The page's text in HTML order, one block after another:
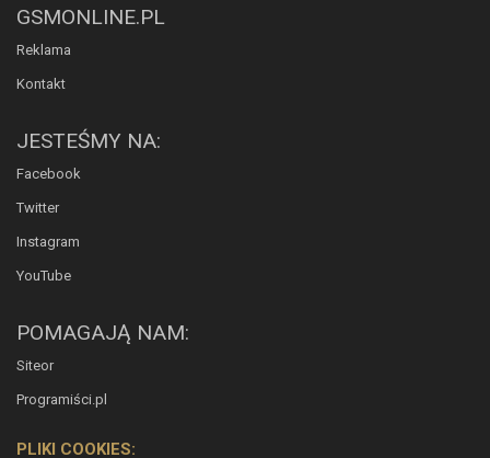
GSMONLINE.PL
Reklama
Kontakt
JESTEŚMY NA:
Facebook
Twitter
Instagram
YouTube
POMAGAJĄ NAM:
Siteor
Programiści.pl
PLIKI COOKIES: